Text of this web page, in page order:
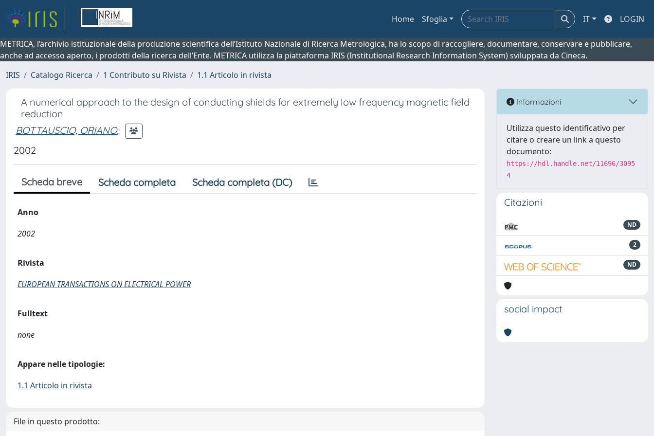
Home Sfoglia IT LOGIN
METRICA, l’archivio istituzionale della produzione scientifica dell’Istituto Nazionale di Ricerca Metrologica, ha lo scopo di raccogliere, documentare, conservare e pubblicare,
anche ad accesso aperto, i prodotti della ricerca dell’Ente. METRICA utilizza la piattaforma IRIS (Institutional Research Information System) sviluppata da Cineca.
IRIS
Catalogo Ricerca 1 Contributo su Rivista 1.1 Articolo in rivista
A numerical approach to the design of conducting shields for extremely low frequency magnetic field
reduction
BOTTAUSCIO, ORIANO;
2002
Scheda breve Scheda completa Scheda completa (DC)
Anno
2002
Rivista
EUROPEAN TRANSACTIONS ON ELECTRICAL POWER
Fulltext
none
Appare nelle tipologie:
1.1 Articolo in rivista
File in questo prodotto:
Informazioni
Utilizza questo identificativo per
citare o creare un link a questo
documento:
https://hdl.handle.net/11696/3095
4
Citazioni
ND
2
ND
social impact